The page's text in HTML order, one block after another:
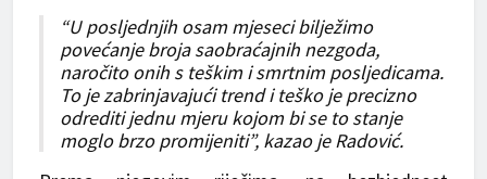
“U posljednjih osam mjeseci bilježimo
povećanje broja saobraćajnih nezgoda,
naročito onih s teškim i smrtnim posljedicama.
To je zabrinjavajući trend i teško je precizno
odrediti jednu mjeru kojom bi se to stanje
moglo brzo promijeniti”, kazao je Radović.